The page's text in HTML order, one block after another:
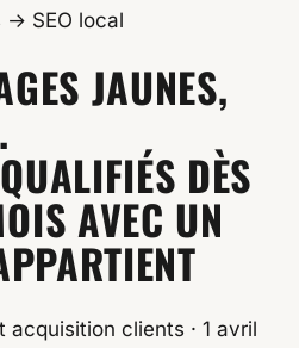
contacts qualifiés mois 1
→ SEO local
JAUNES,
DÈS
AVEC UN
acquisition clients · 1 avril